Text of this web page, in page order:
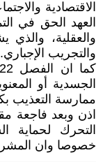
الاقتصادية
العهد الحق في
والعقلية،
والتجريب الإجباري.
الجسدية أو
ممارسة التعذيب
اذن وبعد فاجعة
التحرك لحماية
خصوصا وان